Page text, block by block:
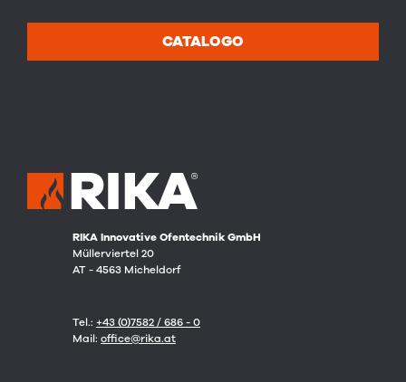
RIKA Innovative Ofentechnik GmbH
Müllerviertel 20
AT - 4563 Micheldorf
Tel.: +43 (0)7582 / 686 - 0
Mail: office@rika.at
CATALOGO